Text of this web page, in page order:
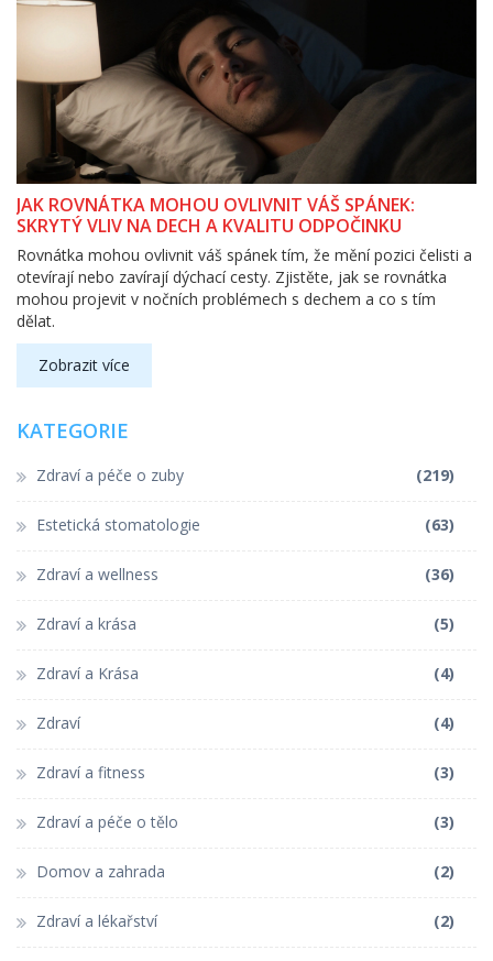
JAK ROVNÁTKA MOHOU OVLIVNIT VÁŠ SPÁNEK:
SKRYTÝ VLIV NA DECH A KVALITU ODPOČINKU
Rovnátka mohou ovlivnit váš spánek tím, že mění pozici čelisti a
otevírají nebo zavírají dýchací cesty. Zjistěte, jak se rovnátka
mohou projevit v nočních problémech s dechem a co s tím
dělat.
Zobrazit více
KATEGORIE
Zdraví a péče o zuby (219)
Estetická stomatologie (63)
Zdraví a wellness (36)
Zdraví a krása (5)
Zdraví a Krása (4)
Zdraví (4)
Zdraví a fitness (3)
Zdraví a péče o tělo (3)
Domov a zahrada (2)
Zdraví a lékařství (2)